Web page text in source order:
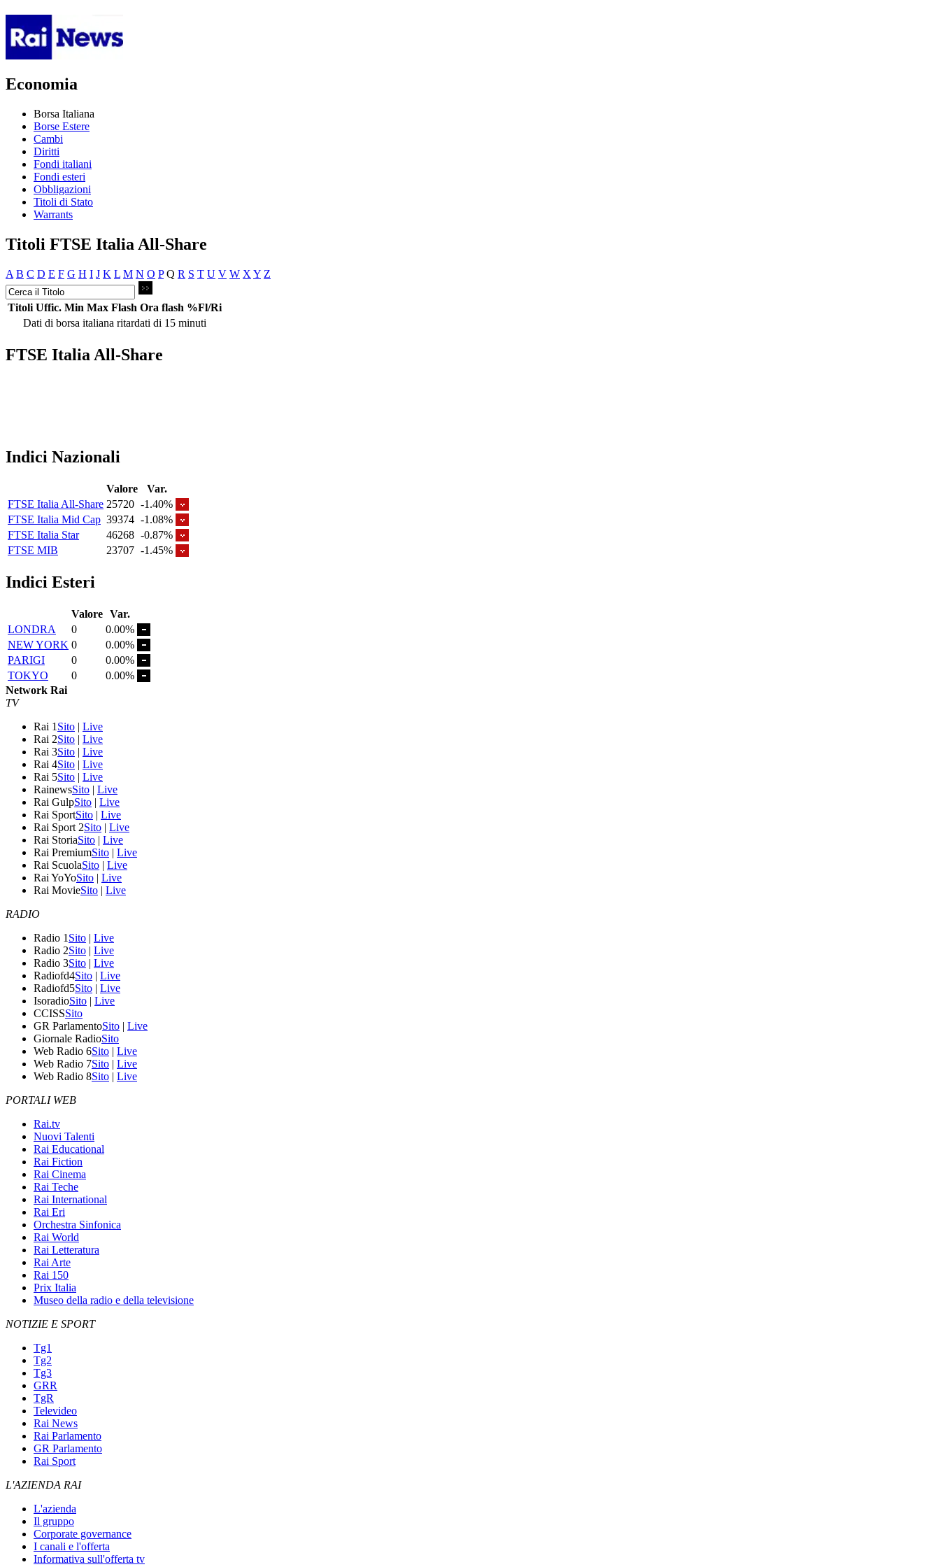
Economia
Borsa Italiana
Borse Estere
Cambi
Diritti
Fondi italiani
Fondi esteri
Obbligazioni
Titoli di Stato
Warrants
Titoli FTSE Italia All-Share
A B C D E F G H I J K L M N O P Q R S T U V W X Y Z
Titoli Uffic. Min Max Flash Ora flash %Fl/Ri
Dati di borsa italiana ritardati di 15 minuti
FTSE Italia All-Share
Indici Nazionali
Valore
Var.
FTSE Italia All-Share 25720 -1.40%
FTSE Italia Mid Cap 39374 -1.08%
FTSE Italia Star
46268 -0.87%
FTSE MIB
23707 -1.45%
Indici Esteri
Valore Var.
LONDRA
0
0.00%
NEW YORK 0
0.00%
PARIGI
0
0.00%
TOKYO
0
0.00%
Network Rai
TV
Rai 1 Sito | Live
Rai 2Sito | Live
Rai 3Sito | Live
Rai 4Sito | Live
Rai 5Sito | Live
RainewsSito | Live
Rai GulpSito | Live
Rai SportSito | Live
Rai Sport 2Sito | Live
Rai StoriaSito | Live
Rai PremiumSito | Live
Rai ScuolaSito | Live
Rai YoYoSito | Live
Rai MovieSito | Live
RADIO
Radio 1 Sito | Live
Radio 2Sito | Live
Radio 3Sito | Live
Radiofd4Sito | Live
Radiofd5Sito | Live
IsoradioSito | Live
CCISSSito
GR ParlamentoSito | Live
Giornale RadioSito
Web Radio 6Sito | Live
Web Radio 7Sito | Live
Web Radio 8Sito | Live
PORTALI WEB
Rai.tv
Nuovi Talenti
Rai Educational
Rai Fiction
Rai Cinema
Rai Teche
Rai International
Rai Eri
Orchestra Sinfonica
Rai World
Rai Letteratura
Rai Arte
Rai 150
Prix Italia
Museo della radio e della televisione
NOTIZIE E SPORT
Tg1
Tg2
Tg3
GRR
TgR
Televideo
Rai News
Rai Parlamento
GR Parlamento
Rai Sport
L'AZIENDA RAI
L'azienda
Il gruppo
Corporate governance
I canali e l'offerta
Informativa sull'offerta tv